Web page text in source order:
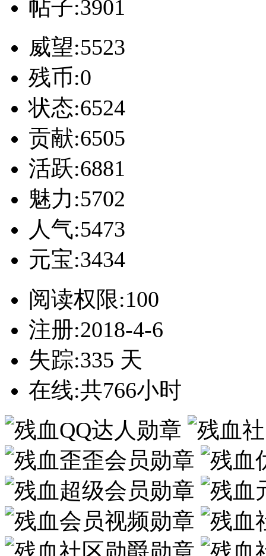
帖子:3901
威望:5523
残币:0
状态:6524
贡献:6505
活跃:6881
魅力:5702
人气:5473
元宝:3434
阅读权限:100
注册:2018-4-6
失踪:335 天
在线:共766小时